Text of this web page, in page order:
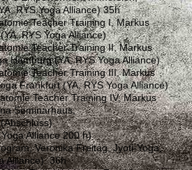
RYS Yoga Alliance) 35h
Teacher Training I, Markus
RYS Yoga Alliance)
Teacher Training II, Markus
Hamburg (YA, RYS Yoga Alliance)
Teacher Training III, Markus
Frankfurt (YA, RYS Yoga Alliance)
Teacher Training IV, Markus
Seminarhaus,
Alliance 200 h)
Veronika Freitag, Jyoti-Yoga,
Alliance) 36h